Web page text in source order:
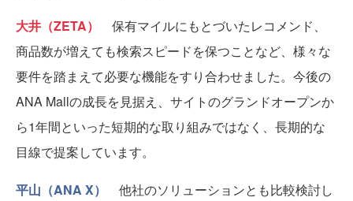
大井（ZETA）
保有マイルにもとづいたレコメンド、
商品数が増えても検索スピードを保つことなど、様々な
要件を踏まえて必要な機能をすり合わせました。今後の
ANA Mallの成長を見据え、サイトのグランドオープンか
ら1年間といった短期的な取り組みではなく、長期的な
目線で提案しています。
平山（ANA X）
他社のソリューションとも比較検討し